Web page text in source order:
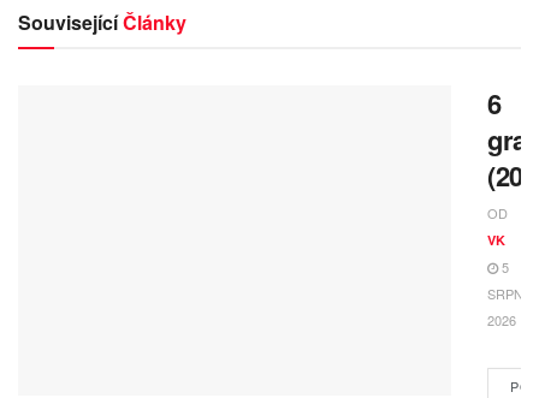
SouvisejícíČlánky
6
OD
VK
5
SRPNA,
2026